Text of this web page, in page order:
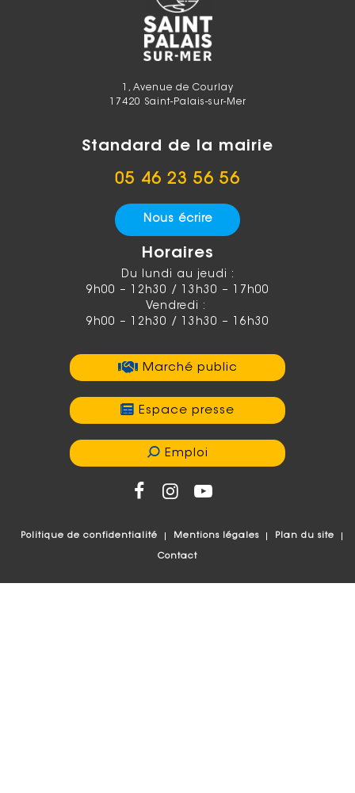
1, Avenue de Courlay
17420 Saint-Palais-sur-Mer
Standard de la mairie
05 46 23 56 56
Nous écrire
Horaires
Du lundi au jeudi :
9h00 – 12h30 / 13h30 – 17h00
Vendredi :
9h00 – 12h30 / 13h30 – 16h30
Marché public
Espace presse
Emploi
Politique de confidentialité Mentions légales Plan du site
Contact